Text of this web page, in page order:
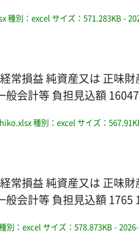
種別：excel サイズ：571.283KB -
常損益 純資産又は 正味
会計等 負担見込額
種別：excel サイズ：
常損益 純資産又は 正味
会計等 負担見込額 1765
別：excel サイズ：578.873KB -